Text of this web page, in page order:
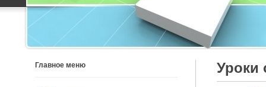
Уроки
Главное меню